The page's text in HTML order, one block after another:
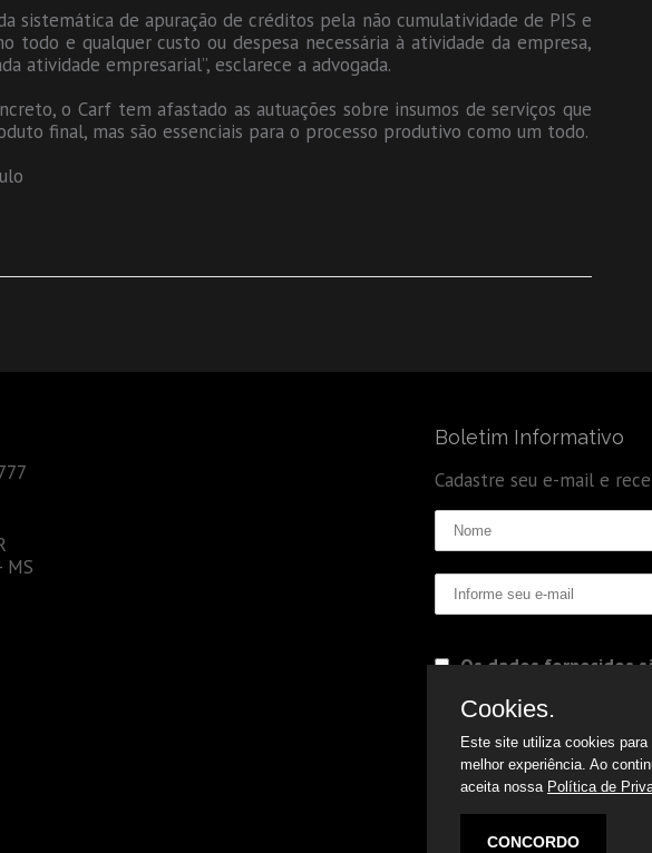
sistemática de apuração de créditos pela não cumulatividade de PIS e
todo e qualquer custo ou despesa necessária à atividade da empresa,
atividade empresarial”, esclarece a advogada.
o Carf tem afastado as autuações sobre insumos de serviços que
final, mas são essenciais para o processo produtivo como um todo.
Boletim Informativo
Cadastre seu e-mail e
Os dados fornecidos
Cookies.
Este site utiliza cookies para
melhor experiência. Ao
aceita nossa Política de
CONCORDO